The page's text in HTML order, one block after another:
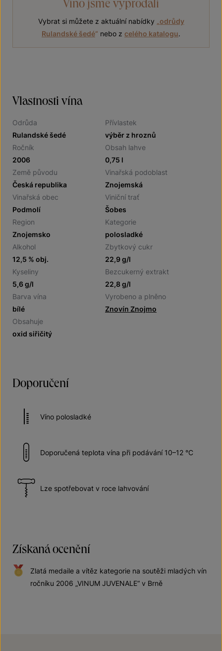
Víno jsme vyprodali
Vybrat si můžete z aktuální nabídky
odrůdy
Rulandské šedé“ nebo z celého katalogu.
Vlastnosti vína
Odrůda
Rulandské šedé
Přívlastek
výběr z hroznů
Ročník
2006
Obsah lahve
0,75 l
Země původu
Česká republika
Vinařská podoblast
Znojemská
Vinařská obec
Podmolí
Viniční trať
Šobes
Region
Znojemsko
Kategorie
polosladké
Alkohol
12,5 % obj.
Zbytkový cukr
22,9 g/l
Kyseliny
5,6 g/l
Bezcukerný extrakt
22,8 g/l
Barva vína
bílé
Vyrobeno a plněno
Znovín Znojmo
Obsahuje
oxid siřičitý
Doporučení
Víno polosladké
Doporučená teplota vína při podávání 10–12 °C
Lze spotřebovat v roce lahvování
Získaná ocenění
Zlatá medaile a vítěz kategorie na soutěži mladých vín
ročníku 2006 „VINUM JUVENALE“ v Brně